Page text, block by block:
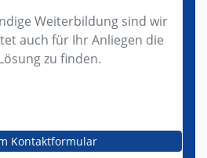
Weiterbildung sind wir
auch für Ihr Anliegen die
zu finden.
Kontaktformular